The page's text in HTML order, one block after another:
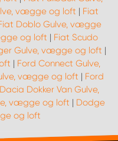
vægge og loft | Fiat
Doblo Gulve, vægge
og loft | Fiat Scudo
Gulve, vægge og loft |
| Ford Connect Gulve,
vægge og loft | Ford
Dacia Dokker Van Gulve,
vægge og loft | Dodge
og loft